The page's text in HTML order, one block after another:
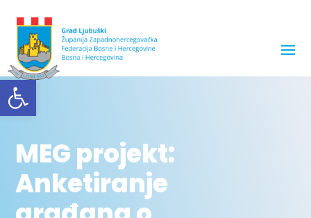
MEG projekt:
Anketiranje
Open toolbar